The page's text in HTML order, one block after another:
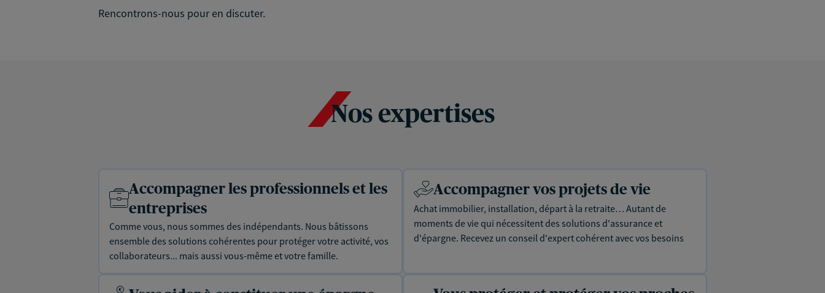
Rencontrons-nous pour en discuter.
Nos expertises
Accompagner les professionnels et les
entreprises
Comme vous, nous sommes des indépendants. Nous bâtissons
ensemble des solutions cohérentes pour protéger votre activité, vos
collaborateurs... mais aussi vous-même et votre famille.
Accompagner vos projets de vie
Achat immobilier, installation, départ à la retraite… Autant de
moments de vie qui nécessitent des solutions d'assurance et
d'épargne. Recevez un conseil d'expert cohérent avec vos besoins